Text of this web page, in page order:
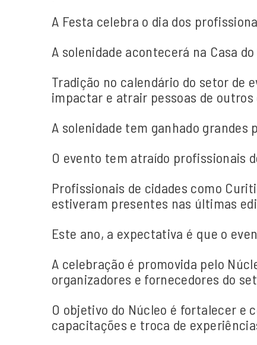
A Festa celebra o dia dos
A solenidade acontecerá na Casa
Tradição no calendário do setor de
impactar e atrair pessoas de outros
A solenidade tem ganhado
O evento tem atraído profissionais
Profissionais de cidades como
estiveram presentes nas últimas
Este ano, a expectativa é que o
A celebração é promovida pelo
organizadores e fornecedores do
O objetivo do Núcleo é fortalecer e
capacitações e troca de